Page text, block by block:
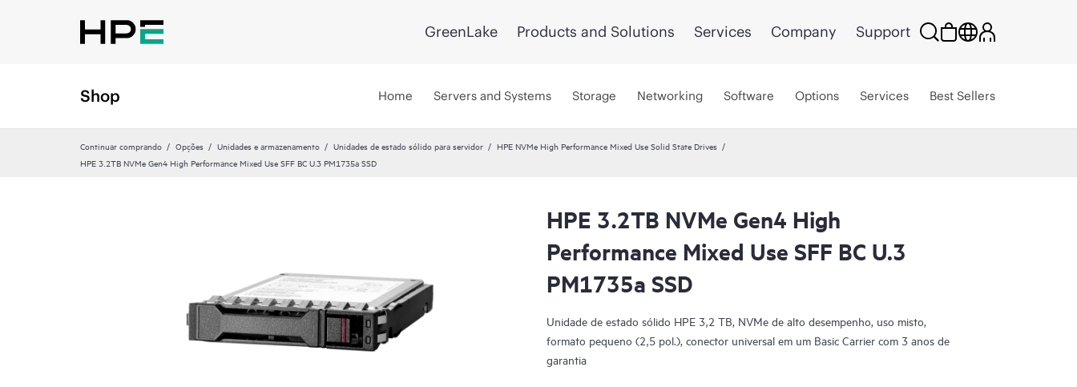
GreenLake Products and Solutions Services Company Support
Shop Home Servers and Systems Storage Networking Software Options Services Best Sellers
Continuar comprando Opções Unidades e armazenamento Unidades de estado sólido para servidor
HPE NVMe High Performance Mixed Use Solid State Drives
HPE 3.2TB NVMe Gen4 High Performance Mixed Use SFF BC U.3 PM1735a SSD
HPE 3.2TB NVMe Gen4 High
Performance Mixed Use SFF BC U.3
PM1735a SSD
Unidade de estado sólido HPE 3,2 TB, NVMe de alto desempenho, uso misto,
formato pequeno (2,5 pol.), conector universal em um Basic Carrier com 3 anos de
garantia